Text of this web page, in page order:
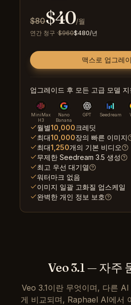
$80$40/월
연간 청구 ·$960$480/년
맥스로 업그레
업그레이드 후 모든 고급 모델 지
MiniMax
H3
Nano
Banana
GPT Seedream
월별10,000크레딧
최대10,000장의 빠른 이미지
최대1,250개의 기본 비디오
무제한 Seedream 3.5 생성
최고 우선 대기열
워터마크 없음
이미지 일괄 고화질 업스케일
완벽한 개인 정보 보호
Veo 3.1 — 자주
Veo 3.1이란 무엇이며, 다른
게 비교되며, Raphael AI에서